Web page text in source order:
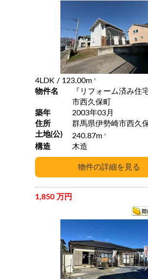
4LDK / 123.00m 2
物件名
『リフォーム済み住
市西久保町
築年
2003年03月
住所
群馬県伊勢崎市西久
土地(公)
240.87m 2
構造 木造
1,850 万円